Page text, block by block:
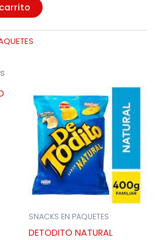
SNACKS EN PAQUETES
DETODITO NATURAL